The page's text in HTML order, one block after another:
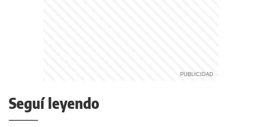
Seguí leyendo